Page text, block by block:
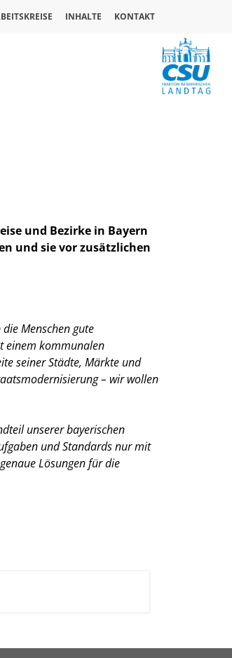
INHALTE KONTAKT
und Bezirke in Bayern
und sie vor zusätzlichen
Menschen gute
einem kommunalen
seiner Städte, Märkte und
– wir wollen
unserer bayerischen
und Standards nur mit
Lösungen für die